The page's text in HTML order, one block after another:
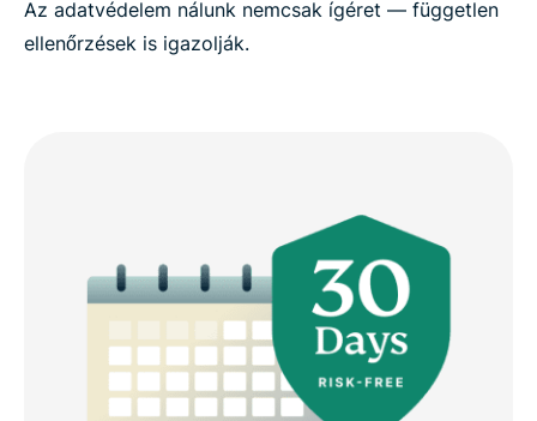
Az adatvédelem nálunk nemcsak ígéret — független
ellenőrzések is igazolják.